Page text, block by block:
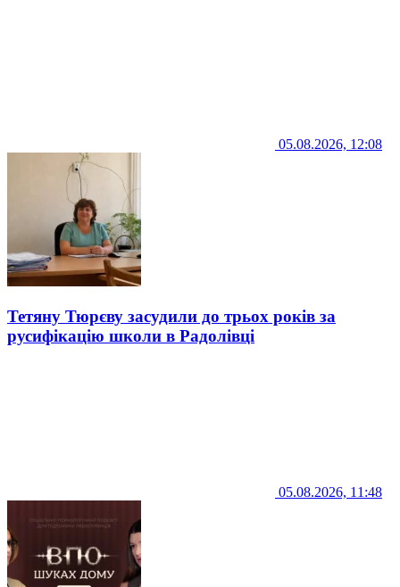
05.08.2026, 12:08
Тетяну Тюрєву засудили до трьох років за
русифікацію школи в Радолівці
05.08.2026, 11:48